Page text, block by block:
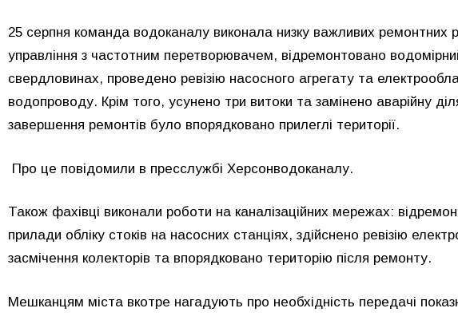
25 серпня команда водоканалу виконала низку важливих ремонтних
управління з частотним перетворювачем, відремонтовано
свердловинах, проведено ревізію насосного агрегату та
водопроводу. Крім того, усунено три витоки та замінено аварійну
завершення ремонтів було впорядковано прилеглі території.
Про це повідомили в пресслужбі Херсонводоканалу.
Також фахівці виконали роботи на каналізаційних мережах:
прилади обліку стоків на насосних станціях, здійснено ревізію
засмічення колекторів та впорядковано територію після ремонту.
Мешканцям міста вкотре нагадують про необхідність передачі